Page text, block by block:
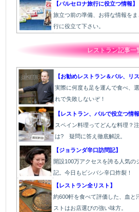
【バルセロナ旅行に役立つ情報】
旅立つ前の準備、お得な情報を
行に役立て下さい。
レストラン記事一
【お勧めレストラン＆バル、リス
実際に何度も足を運んで食べ、
れで失敗しないぞ！
【レストラン、バルで役立つ情報
スペイン料理ってどんな料理？
は? 疑問に答え徹底解説。
【ジョランダ辛口訪問記】
開設100万アクセスを誇る人気の
記。今日もビシバシ辛口炸裂！
【レストラン全リスト】
約600軒を食べて評価した、血と
ストはお店選びの強い味方。